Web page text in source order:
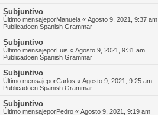
Subjuntivo
Último mensajeporManuela « Agosto 9, 2021, 9:37 am
Publicadoen Spanish Grammar
Subjuntivo
Último mensajeporLuis « Agosto 9, 2021, 9:31 am
Publicadoen Spanish Grammar
Subjuntivo
Último mensajeporCarlos « Agosto 9, 2021, 9:25 am
Publicadoen Spanish Grammar
Subjuntivo
Último mensajeporPedro « Agosto 9, 2021, 9:19 am